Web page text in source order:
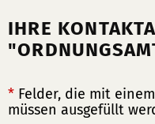
IHRE
* Felder, die mit
müssen ausgefüllt